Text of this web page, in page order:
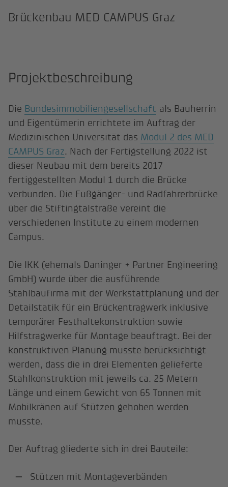
Brückenbau MED CAMPUS Graz
Projektbeschreibung
Die Bundesimmobiliengesellschaft als Bauherrin
und Eigentümerin errichtete im Auftrag der
Medizinischen Universität das Modul 2 des MED
CAMPUS Graz. Nach der Fertigstellung 2022 ist
dieser Neubau mit dem bereits 2017
fertiggestellten Modul 1 durch die Brücke
verbunden. Die Fußgänger- und Radfahrerbrücke
über die Stiftingtalstraße vereint die
verschiedenen Institute zu einem modernen
Campus.
Die IKK (ehemals Daninger + Partner Engineering
GmbH) wurde über die ausführende
Stahlbaufirma mit der Werkstattplanung und der
Detailstatik für ein Brückentragwerk inklusive
temporärer Festhaltekonstruktion sowie
Hilfstragwerke für Montage beauftragt. Bei der
konstruktiven Planung musste berücksichtigt
werden, dass die in drei Elementen gelieferte
Stahlkonstruktion mit jeweils ca. 25 Metern
Länge und einem Gewicht von 65 Tonnen mit
Mobilkränen auf Stützen gehoben werden
musste.
Der Auftrag gliederte sich in drei Bauteile:
Stützen mit Montageverbänden